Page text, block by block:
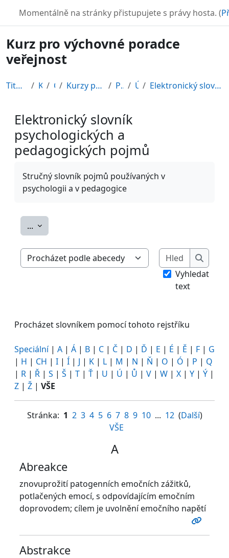
TURBO
Momentálně na stránky přistupujete s právy hosta. (
Kurz pro výchovné poradce
veřejnost
Titulní stránka Kurzy CDV Kurzy připravené v rámci ESF POR12_1 Úvod Elektronický slovník psychologických a pedagogický...
Elektronický slovník
psychologických a
pedagogických pojmů
Stručný slovník pojmů používaných v
psychologii a v pedagogice
... Exportovat položky
Procházet slovníkem pomocí tohoto rejstříku
Hledat
Hledat
Vyhledat
text
Procházet slovníkem pomocí tohoto rejstříku
Speciální| A | Á | B | C | Č | D | Ď | E | É | Ě | F | G
| H | CH | I | Í | J | K | L | M | N | Ň | O | Ó | P | Q
| R | Ř | S | Š | T | Ť | U | Ú | Ů | V | W | X | Y | Ý |
Z | Ž | VŠE
Stránka: 1 2 3 4 5 6 7 8 9 10... 12(Další)
VŠE
A
Abreakce
znovuprožití patogenních emočních zážitků,
potlačených emocí, s odpovídajícím emočním
doprovodem; cílem je uvolnění emočního napětí
Abstrakce